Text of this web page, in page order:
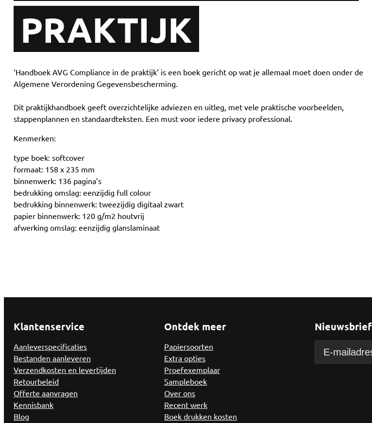
PRAKTIJK
‘Handboek AVG Compliance in de praktijk’ is een boek gericht op wat je allemaal moet doen onder de
Algemene Verordening Gegevensbescherming.
Dit praktijkhandboek geeft overzichtelijke adviezen en uitleg, met vele praktische voorbeelden,
stappenplannen en standaardteksten. Een must voor iedere privacy professional.
Kenmerken:
type boek: softcover
formaat: 158 x 235 mm
binnenwerk: 136 pagina’s
bedrukking omslag: eenzijdig full colour
bedrukking binnenwerk: tweezijdig digitaal zwart
papier binnenwerk: 120 g/m2 houtvrij
afwerking omslag: eenzijdig glanslaminaat
Klantenservice
Aanleverspecificaties
Bestanden aanleveren
Verzendkosten en levertijden
Retourbeleid
Offerte aanvragen
Kennisbank
Blog
Ontdek meer
Papiersoorten
Extra opties
Proefexemplaar
Sampleboek
Over ons
Recent werk
Boek drukken kosten
Nieuwsbrief